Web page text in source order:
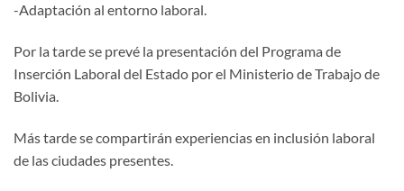
-Adaptación al entorno laboral.
Por la tarde se prevé la presentación del Programa de
Inserción Laboral del Estado por el Ministerio de Trabajo de
Bolivia.
Más tarde se compartirán experiencias en inclusión laboral
de las ciudades presentes.